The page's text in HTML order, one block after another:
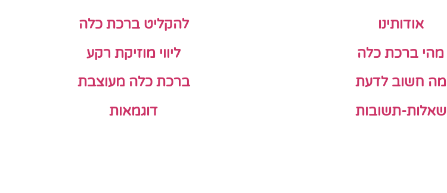
אודותינו
מהי ברכת כלה
מה חשוב לדעת
שאלות-תשובות
להקליט ברכת כלה
ליווי מוזיקת רקע
ברכת כלה מעוצבת
דוגמאות